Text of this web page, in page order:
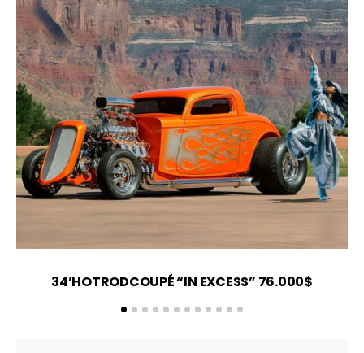
34’HOTRODCOUPÉ “IN EXCESS” 76.000$